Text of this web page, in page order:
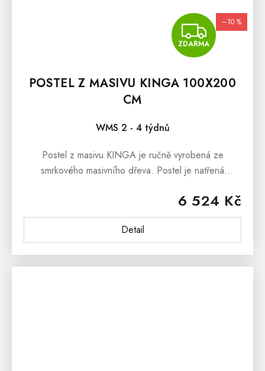
ZDARMA
–10 %
POSTEL Z MASIVU KINGA 100X200
CM
WMS 2 - 4 týdnů
6 524 Kč
Detail
Postel z masivu KINGA je ručně vyrobená ze
smrkového masivního dřeva. Postel je natřená